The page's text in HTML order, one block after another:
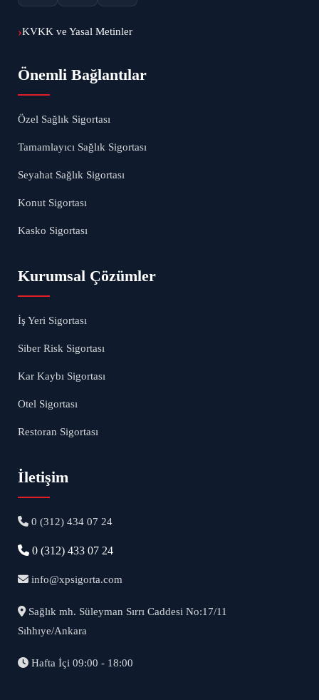
KVKK ve Yasal Metinler
Önemli Bağlantılar
Özel Sağlık Sigortası
Tamamlayıcı Sağlık Sigortası
Seyahat Sağlık Sigortası
Konut Sigortası
Kasko Sigortası
Kurumsal Çözümler
İş Yeri Sigortası
Siber Risk Sigortası
Kar Kaybı Sigortası
Otel Sigortası
Restoran Sigortası
İletişim
0 (312) 434 07 24
0 (312) 433 07 24
info@xpsigorta.com
Sağlık mh. Süleyman Sırrı Caddesi No:17/11
Sıhhıye/Ankara
Hafta İçi 09:00 - 18:00